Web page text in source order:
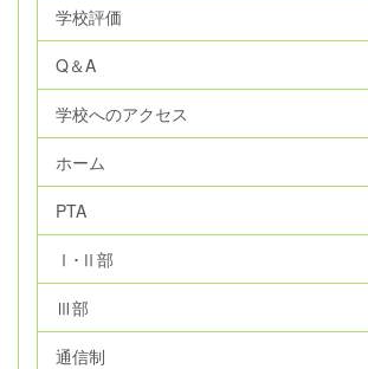
学校評価
Q＆A
学校へのアクセス
ホーム
PTA
Ⅰ･Ⅱ部
Ⅲ部
通信制